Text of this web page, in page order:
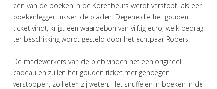
één van de boeken in de Korenbeurs wordt verstopt, als een
boekenlegger tussen de bladen. Degene die het gouden
ticket vindt, krijgt een waardebon van vijftig euro, welk bedrag
ter beschikking wordt gesteld door het echtpaar Robers.
De medewerkers van de bieb vinden het een origineel
cadeau en zullen het gouden ticket met genoegen
verstoppen, zo lieten zij weten. Het snuffelen in boeken in de